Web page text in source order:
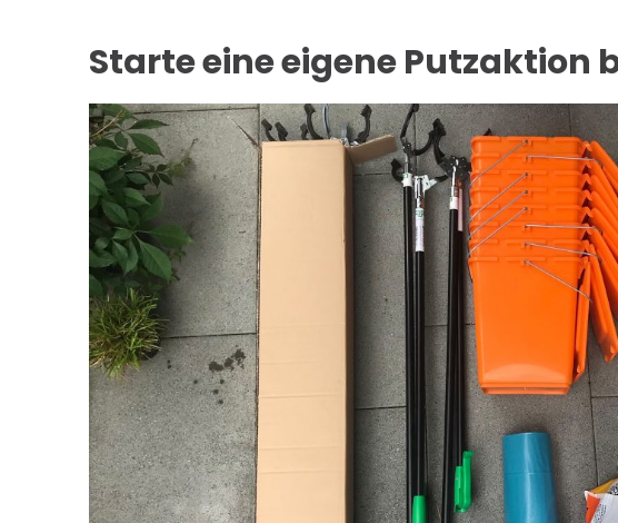
Starte eine eigene Putzaktion